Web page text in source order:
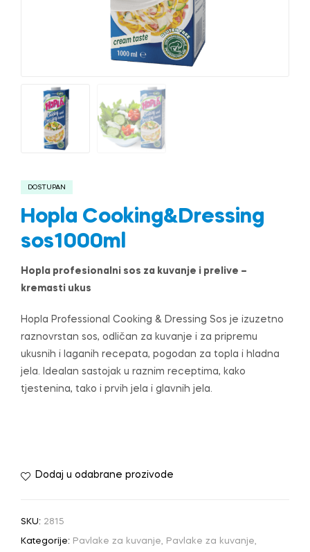
DOSTUPAN
Hopla Cooking&Dressing
sos1000ml
Hopla profesionalni sos za kuvanje i prelive –
kremasti ukus
Hopla Professional Cooking & Dressing Sos je izuzetno
raznovrstan sos, odličan za kuvanje i za pripremu
ukusnih i laganih recepata, pogodan za topla i hladna
jela. Idealan sastojak u raznim receptima, kako
tjestenina, tako i prvih jela i glavnih jela.
Dodaj u odabrane prozivode
SKU: 2815
Kategorije: Pavlake za kuvanje, Pavlake za kuvanje,